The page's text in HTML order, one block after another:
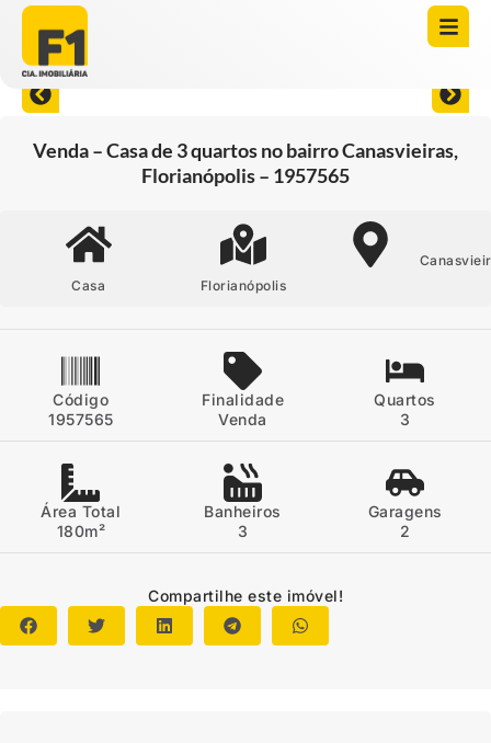
Venda – Casa de 3 quartos no bairro Canasvieiras,
Florianópolis – 1957565
Casa Florianópolis
Código
1957565
Finalidade
Venda
Quartos
3
Área Total
180m²
Banheiros
3
Garagens
2
Compartilhe este imóvel!